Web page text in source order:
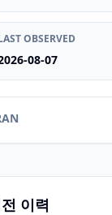
OBSERVED
08-07
이력